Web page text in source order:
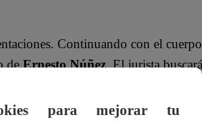
Continuando con el
deErnesto Núñez. El jurista
Puentees un abogado con 26
para mejorar tu